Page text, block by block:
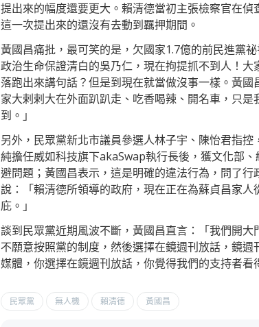
提出來的幅度還要更大。賴清德當初主張檢察官在
這一次提出來的還沒有去動到羈押期間。
黃國昌痛批，最可笑的是，欠國家1.7億的前民進黨
政治生命保證清白的吳乃仁，現在拘提抓不到人！
落跑出來講句話？但是到現在就當做沒事一樣。黃
家大剌剌大在外面趴趴走、吃香喝辣、開名車，只
到。」
另外，民眾黨新北市議員參選人林子宇、陳怡君指
純擔任威如科技旗下akaSwap執行長後，獲文化部
避問題；黃國昌表示，這是明確的違法行為，問了
說：「賴清德所領導的政府，現在正在為蘇貞昌家
庇。」
談到民眾黨近期風波不斷，黃國昌直言：「我們開
不願意按照黨的制度，然後選擇在鏡週刊放話，鏡
媒體，你選擇在鏡週刊放話，你覺得我們的支持者看
民眾黨 無人機 賴清德 黃國昌